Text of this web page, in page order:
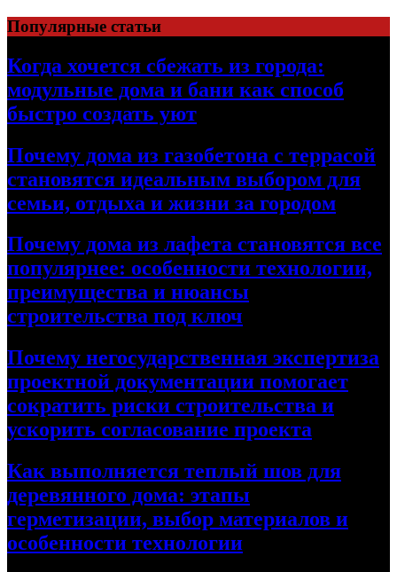
Перейти
к
содержимому
Популярные статьи
Когда хочется сбежать из города:
модульные дома и бани как способ
быстро создать уют
Почему дома из газобетона с террасой
становятся идеальным выбором для
семьи, отдыха и жизни за городом
Почему дома из лафета становятся все
популярнее: особенности технологии,
преимущества и нюансы
строительства под ключ
Почему негосударственная экспертиза
проектной документации помогает
сократить риски строительства и
ускорить согласование проекта
Как выполняется теплый шов для
деревянного дома: этапы
герметизации, выбор материалов и
особенности технологии